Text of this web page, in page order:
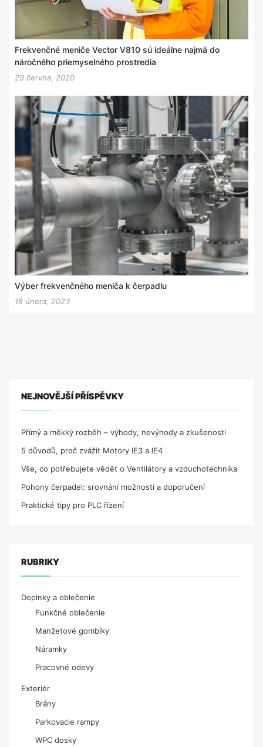
Frekvenčné meniče Vector V810 sú ideálne najmä do
náročného priemyselného prostredia
29 června, 2020
Výber frekvenčného meniča k čerpadlu
18 února, 2023
NEJNOVĚJŠÍ PŘÍSPĚVKY
Přímý a měkký rozběh – výhody, nevýhody a zkušenosti
5 důvodů, proč zvážit Motory IE3 a IE4
Vše, co potřebujete vědět o Ventilátory a vzduchotechnika
Pohony čerpadel: srovnání možností a doporučení
Praktické tipy pro PLC řízení
RUBRIKY
Doplnky a oblečenie
Funkčné oblečenie
Manžetové gombíky
Náramky
Pracovné odevy
Exteriér
Brány
Parkovacie rampy
WPC dosky